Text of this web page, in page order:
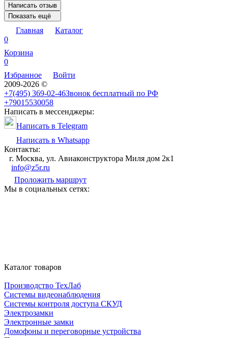
Написать отзыв
Показать ещё
Главная
Каталог
0
Корзина
0
Избранное
Войти
2009-2026 ©
+7(495) 369-02-46Звонок бесплатный по РФ
+79015530058
Написать в мессенджеры:
Написать в Telegram
Написать в Whatsapp
Контакты:
г. Москва, ул. Авиаконструктора Миля дом 2к1
info@z5r.ru
Проложить маршрут
Мы в социальных сетях:
Каталог товаров
Производство ТехЛаб
Системы видеонаблюдения
Системы контроля доступа СКУД
Электрозамки
Электронные замки
Домофоны и переговорные устройства